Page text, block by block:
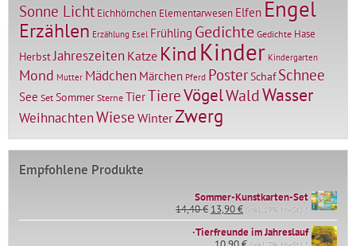
Sonne Licht Eichhörnchen Elementarwesen Elfen Engel
Erzählen Erzählung Esel Frühling Gedichte Gedichte Hase
HerbstJahreszeitenKatze KindKinder Kindergarten
Mond Mutter Mädchen Märchen Pferd PosterSchaf Schnee
See Set Sommer Sterne TierTiereVögelWaldWasser
WeihnachtenWiese WinterZwerg
Empfohlene Produkte
Sommer-Kunstkarten-Set
14,40€ Ursprünglicher
Preis
war:
13,90€Aktueller
Preis
ist:
(inkl. 19% MwSt.) *
∙Tierfreunde im Jahreslauf